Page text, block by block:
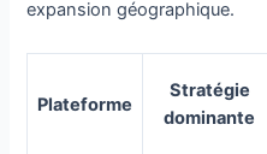
expansion géographique.
Plateforme
Stratégie
dominante